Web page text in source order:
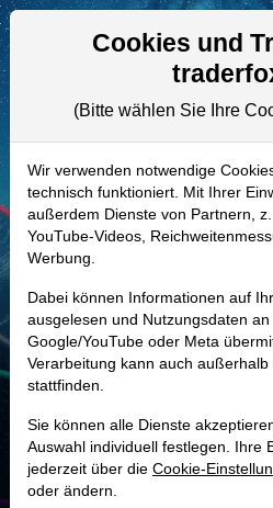
A3CND6–UiPath
Realtime-Aktienkurs:
-
-
Marktkapitalisierung
Unternehmenswert
MONKEY-
Cookies und
(Bitte wählen Sie Ihre
Wir verwenden notwendige
technisch funktioniert. Mit Ihrer
außerdem Dienste von Partnern,
YouTube-Videos,
Werbung.
Dabei können Informationen auf
ausgelesen und Nutzungsdaten
Google/YouTube oder Meta
Verarbeitung kann auch außerhalb
stattfinden.
Sie können alle Dienste
Auswahl individuell festlegen. Ihre
jederzeit über die Cookie-
oder ändern.